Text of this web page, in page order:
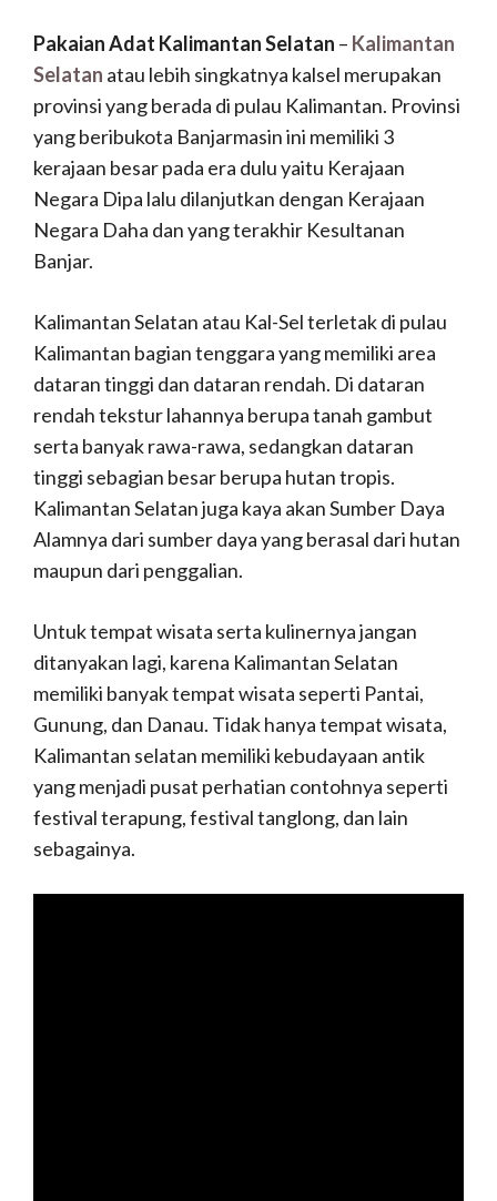
Pakaian Adat Kalimantan Selatan – Kalimantan
Selatan atau lebih singkatnya kalsel merupakan
provinsi yang berada di pulau Kalimantan. Provinsi
yang beribukota Banjarmasin ini memiliki 3
kerajaan besar pada era dulu yaitu Kerajaan
Negara Dipa lalu dilanjutkan dengan Kerajaan
Negara Daha dan yang terakhir Kesultanan
Banjar.
Kalimantan Selatan atau Kal-Sel terletak di pulau
Kalimantan bagian tenggara yang memiliki area
dataran tinggi dan dataran rendah. Di dataran
rendah tekstur lahannya berupa tanah gambut
serta banyak rawa-rawa, sedangkan dataran
tinggi sebagian besar berupa hutan tropis.
Kalimantan Selatan juga kaya akan Sumber Daya
Alamnya dari sumber daya yang berasal dari hutan
maupun dari penggalian.
Untuk tempat wisata serta kulinernya jangan
ditanyakan lagi, karena Kalimantan Selatan
memiliki banyak tempat wisata seperti Pantai,
Gunung, dan Danau. Tidak hanya tempat wisata,
Kalimantan selatan memiliki kebudayaan antik
yang menjadi pusat perhatian contohnya seperti
festival terapung, festival tanglong, dan lain
sebagainya.